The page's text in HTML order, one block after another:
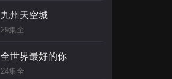
九州天空城
29集全
全世界最好的你
24集全